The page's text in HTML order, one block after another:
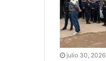
julio 30, 2026